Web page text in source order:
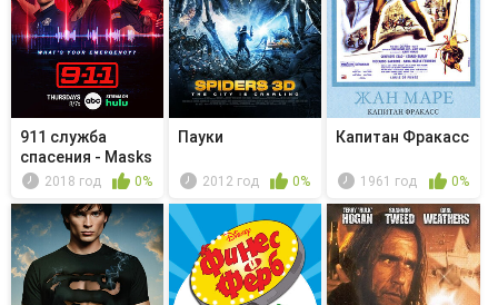
911 служба
спасения - Masks
2018 год 0%
Пауки
2012 год 0%
Капитан Фракасс
1961 год 0%